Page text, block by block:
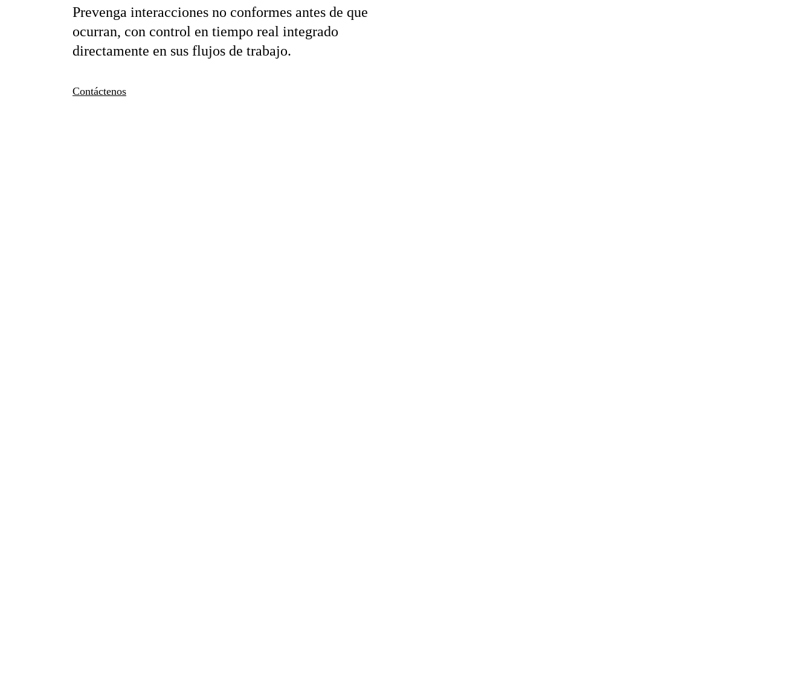
Prevenga interacciones no conformes antes de que
ocurran, con control en tiempo real integrado
directamente en sus flujos de trabajo.
Contáctenos